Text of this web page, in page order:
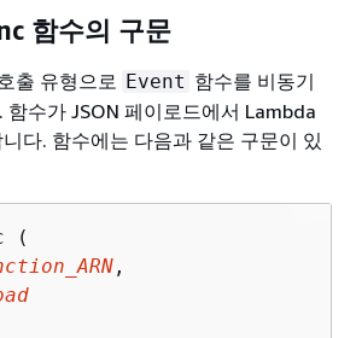
함수의 구문
출 유형으로 Event 함수를 비동기
함수가 JSON 페이로드에서 Lambda
다. 함수에는 다음과 같은 구문이 있
(
,